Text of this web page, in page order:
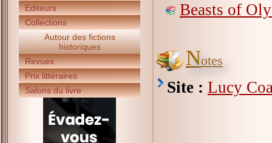
Editeurs
Collections
Autour des fictions
historiques
Revues
Prix littéraires
Salons du livre
Beasts of
Notes
Site : Lucy